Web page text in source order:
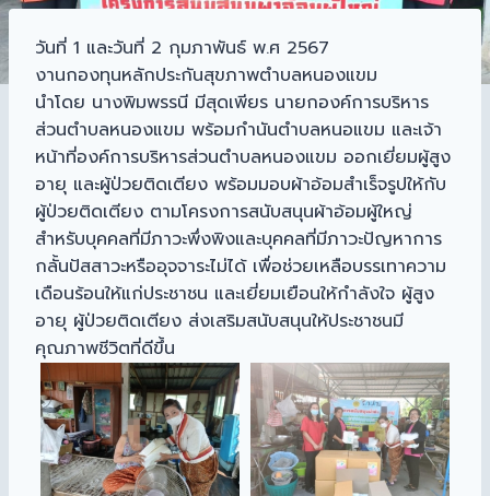
วันที่ 1 และวันที่ 2 กุมภาพันธ์ พ.ศ 2567
งานกองทุนหลักประกันสุขภาพตำบลหนองแขม
นำโดย นางพิมพรรนี มีสุดเพียร นายกองค์การบริหาร
ส่วนตำบลหนองแขม พร้อมกำนันตำบลหนอแขม และเจ้า
หน้าที่องค์การบริหารส่วนตำบลหนองแขม ออกเยี่ยมผู้สูง
อายุ และผู้ป่วยติดเตียง พร้อมมอบผ้าอ้อมสำเร็จรูปให้กับ
ผู้ป่วยติดเตียง ตามโครงการสนับสนุนผ้าอ้อมผู้ใหญ่
สำหรับบุคคลที่มีภาวะพึ่งพิงและบุคคลที่มีภาวะปัญหาการ
กลั้นปัสสาวะหรืออุจจาระไม่ได้ เพื่อช่วยเหลือบรรเทาความ
เดือนร้อนให้แก่ประชาชน และเยี่ยมเยือนให้กำลังใจ ผู้สูง
อายุ ผู้ป่วยติดเตียง ส่งเสริมสนับสนุนให้ประชาชนมี
คุณภาพชีวิตที่ดีขึ้น